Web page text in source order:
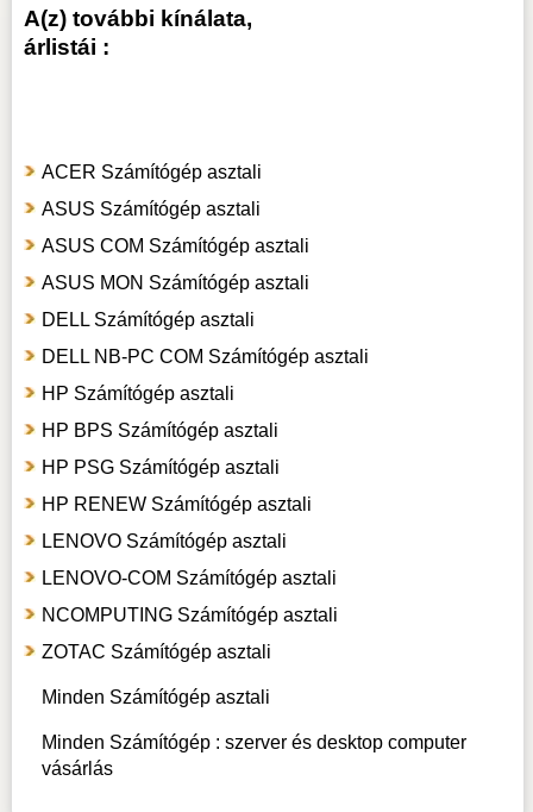
A(z) további kínálata,
árlistái :
ACER Számítógép asztali
ASUS Számítógép asztali
ASUS COM Számítógép asztali
ASUS MON Számítógép asztali
DELL Számítógép asztali
DELL NB-PC COM Számítógép asztali
HP Számítógép asztali
HP BPS Számítógép asztali
HP PSG Számítógép asztali
HP RENEW Számítógép asztali
LENOVO Számítógép asztali
LENOVO-COM Számítógép asztali
NCOMPUTING Számítógép asztali
ZOTAC Számítógép asztali
Minden Számítógép asztali
Minden Számítógép : szerver és desktop computer
vásárlás